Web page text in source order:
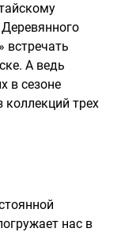
встречать
А ведь
в сезоне
трех
нас в